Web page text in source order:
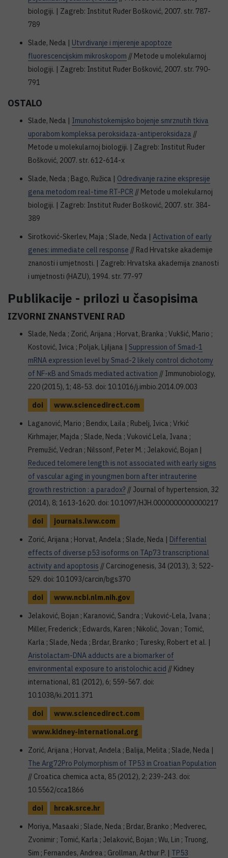
biologiji. | Zagreb: Institut Ruđer Bošković, 2007. str. 787-
789
Slade, Neda | Utvrđivanje i mjerenje apoptoze
fluorescencijskim mikroskopom // Metode u molekularnoj
biologiji. | Zagreb: Institut Ruđer Bošković, 2007. str. 790-
791
OSTALO
Slade, Neda | Imunohistokemijsko bojenje smrznutih tkiva
uporabom kompleksa peroksidaza-antiperoksidaza //
Metode u molekularnoj biologiji. | Zagreb: Institut Ruđer
Bošković, 2007. str. 612-614-x
Slade, Neda ; Bago, Ružica | Određivanje razine ekspresije
gena metodom real-time RT-PCR // Metode u molekularnoj
biologiji. | Zagreb: Institut Ruđer Bošković, 2007. str. 384-
389
Sirotković-Skerlev, Maja ; Slade, Neda | Activation of early
genes: immediate cell response // Rad Hrvatske akademije
znanosti i umjetnosti. | Zagreb: Hrvatska akademija znanosti
i umjetnosti (HAZU), 1994. str. 77-97
Publikacije - prilozi u časopisima
IZVORNI ZNANSTVENI RAD
Slade, Neda ; Zorić, Arijana ; Horvat, Branka ; Vukšić, Mario ;
Kostović, Ivica ; Poljak, Ljiljana | Suppression of Smad-1
mRNA expression level by Smad-2 likely control dichotomy
of NF-κB and Smads mediated activation // Immunobiology,
220 (2015), 1; 48-53. doi: 10.1016/j.imbio.2014.09.003
doi
www.sciencedirect.com
Laganović, Mario ; Bendix, Laila ; Rubelj, Ivica ; Vrkić
Kirhmajer, Majda ; Slade, Neda ; Vuković Lela, Ivana ;
Premužić, Vedran ; Nilssonf, Peter M. ; Jelaković, Bojan |
Reduced telomere length is not associated with early signs
of vascular aging in youngmen born after intrauterine
growth restriction : a paradox? // Journal of hypertension, 32
(2014), 8; 1613-1620. doi: 10.1097/HJH.0000000000000217
doi
journals.lww.com
Zorić, Arijana ; Horvat, Anđela ; Slade, Neda | Differential
effects of diverse p53 isoforms on TAp73 transcriptional
activity and apoptosis // Carcinogenesis, 34 (2013), 3; 522-
529. doi: 10.1093/carcin/bgs370
doi
www.ncbi.nlm.nih.gov
Jelaković, Bojan ; Karanović, Sandra ; Vuković-Lela, Ivana ;
Miller, Frederick ; Edwards, Karen ; Nikolić, Jovan ; Tomić,
Karla ; Slade, Neda ; Brdar, Branko ; Turesky, Robert et al. |
Aristolactam-DNA adducts are a biomarker of
environmental exposure to aristolochic acid // Kidney
international, 81 (2012), 6; 559-567. doi:
10.1038/ki.2011.371
doi
www.sciencedirect.com
www.kidney-international.org
Zorić, Arijana ; Horvat, Anđela ; Balija, Melita ; Slade, Neda |
The Arg72Pro Polymorphism of TP53 in Croatian Population
// Croatica chemica acta, 85 (2012), 2; 239-243. doi:
10.5562/cca1866
doi
hrcak.srce.hr
Moriya, Masaaki ; Slade, Neda ; Brdar, Branko ; Medverec,
Zvonimir ; Tomić, Karla ; Jelaković, Bojan ; Wu, Lin ; Truong,
Sim ; Fernandes, Andrea ; Grollman, Arthur P. | TP53